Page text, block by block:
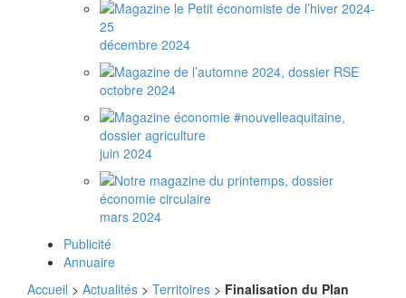
décembre 2024
octobre 2024
juin 2024
mars 2024
Publicité
Annuaire
Accueil > Actualités > Territoires > Finalisation du Plan